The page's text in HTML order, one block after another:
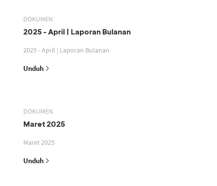
DOKUMEN
2025 - April | Laporan Bulanan
2025 - April | Laporan Bulanan
Unduh
DOKUMEN
Maret 2025
Maret 2025
Unduh